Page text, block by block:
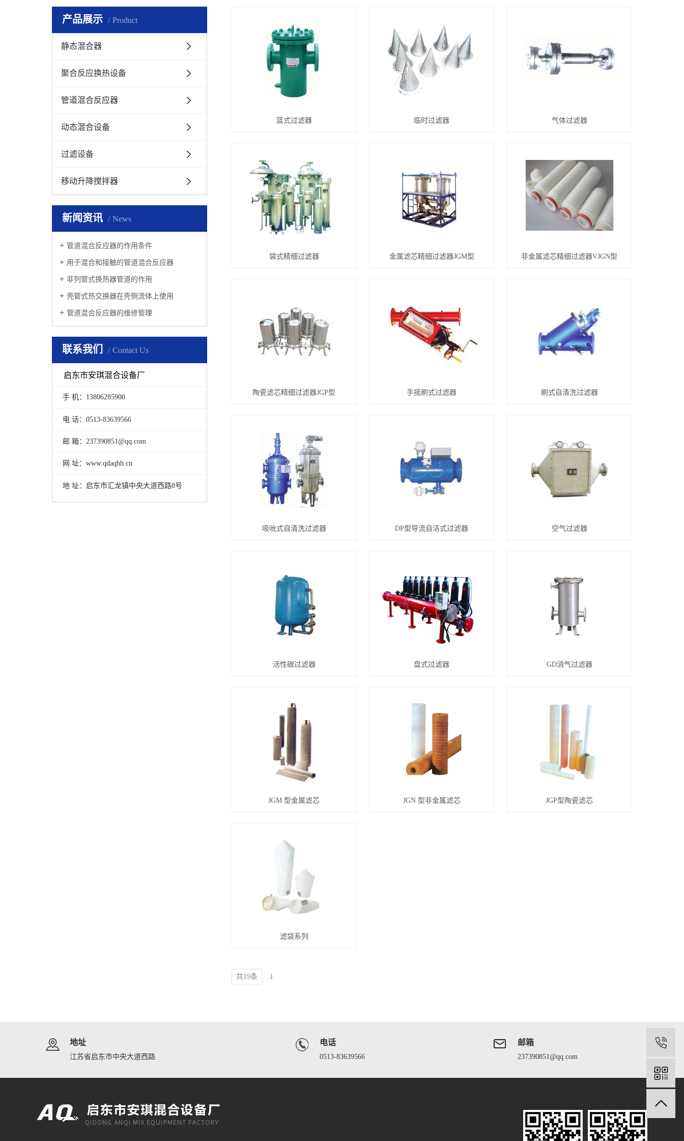
产品展示 Product
静态混合器
聚合反应换热设备
管道混合反应器
动态混合设备
过滤设备
移动升降搅拌器
新闻资讯 News
管道混合反应器的作用条件
用于混合和接触的管道混合反应器
非列管式换热器管道的作用
壳管式热交换器在壳侧流体上使用
管道混合反应器的维修管理
联系我们 Contact Us
启东市安琪混合设备厂
手 机：13806285900
电 话：0513-83639566
邮 箱：237390851@qq.com
网 址：www.qdaqhh.cn
地 址：启东市汇龙镇中央大道西路8号
篮式过滤器 临时过滤器 气体过滤器
袋式精细过滤器 金属滤芯精细过滤器JGM型 非金属滤芯精细过滤器VJGN型
陶瓷滤芯精细过滤器JGP型 手摇刷式过滤器 刷式自清洗过滤器
吸吮式自清洗过滤器 DP型导流自洁式过滤器 空气过滤器
活性碳过滤器 盘式过滤器 GD消气过滤器
JGM 型金属滤芯 JGN 型非金属滤芯 JGP型陶瓷滤芯
滤袋系列
共19条 1
地址
江苏省启东市中央大道西路
电话
0513-83639566
邮箱
237390851@qq.com